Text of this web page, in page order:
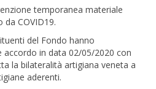
temporanea materiale
COVID19.
del Fondo hanno
in data 02/05/2020 con
la bilateralità artigiana veneta a
aderenti.